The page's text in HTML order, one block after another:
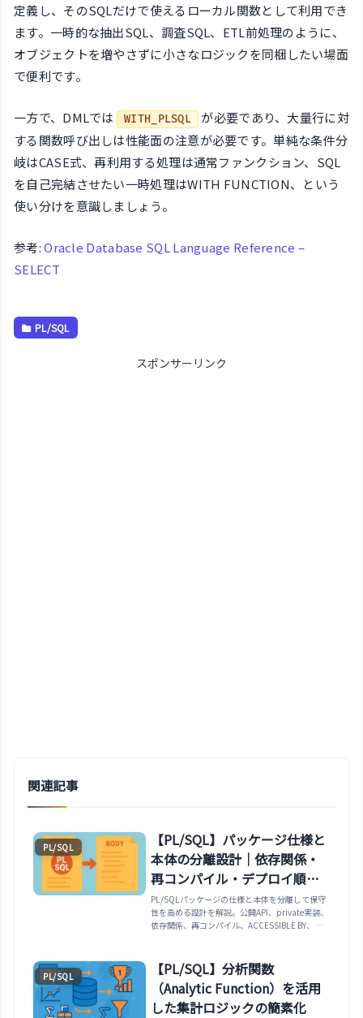
定義し、そのSQLだけで使えるローカル関数として利用でき
ます。一時的な抽出SQL、調査SQL、ETL前処理のように、
オブジェクトを増やさずに小さなロジックを同梱したい場面
で便利です。
一方で、DMLでは WITH_PLSQL
が必要であり、大量行に対
する関数呼び出しは性能面の注意が必要です。単純な条件分
岐はCASE式、再利用する処理は通常ファンクション、SQL
を自己完結させたい一時処理はWITH FUNCTION、という
使い分けを意識しましょう。
参考:Oracle Database SQL Language Reference –
SELECT
PL/SQL
スポンサーリンク
関連記事
PL/SQL
【PL/SQL】パッケージ仕様と
本体の分離設計｜依存関係・
再コンパイル・デプロイ順序
まで
PL/SQLパッケージの仕様と本体を分離して保守
性を高める設計を解説。公開API、private実装、
依存関係、再コンパイル、ACCESSIBLE BY、
PL/SQL
【PL/SQL】分析関数
（Analytic Function）を活用
した集計ロジックの簡素化